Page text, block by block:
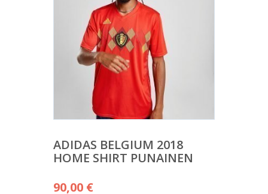
ADIDAS BELGIUM 2018
HOME SHIRT PUNAINEN
90,00 €